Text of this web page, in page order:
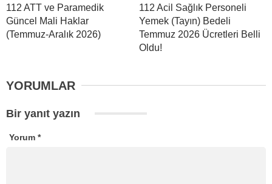
112 ATT ve Paramedik
Güncel Mali Haklar
(Temmuz-Aralık 2026)
112 Acil Sağlık Personeli
Yemek (Tayın) Bedeli
Temmuz 2026 Ücretleri Belli
Oldu!
YORUMLAR
Bir yanıt yazın
Yorum *